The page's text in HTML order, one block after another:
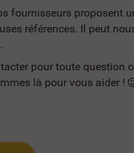
fournisseurs proposent
références. Il peut
pour toute question
là pour vous aider !